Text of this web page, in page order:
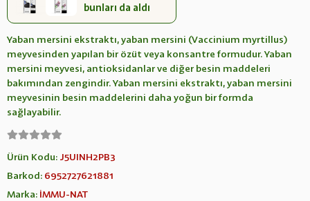
bunları da aldı
Yaban mersini ekstraktı, yaban mersini (Vaccinium myrtillus)
meyvesinden yapılan bir özüt veya konsantre formudur. Yaban
mersini meyvesi, antioksidanlar ve diğer besin maddeleri
bakımından zengindir. Yaban mersini ekstraktı, yaban mersini
meyvesinin besin maddelerini daha yoğun bir formda
sağlayabilir.
Ürün Kodu: J5UINH2PB3
Barkod: 6952727621881
Marka: İMMU-NAT